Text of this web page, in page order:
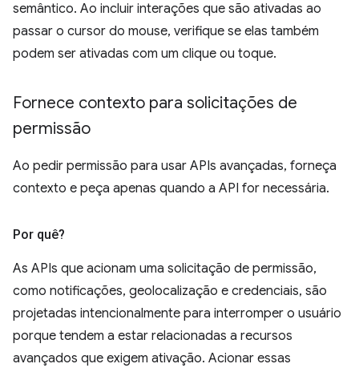
semântico. Ao incluir interações que são ativadas ao
passar o cursor do mouse, verifique se elas também
podem ser ativadas com um clique ou toque.
Fornece contexto para solicitações de
permissão
Ao pedir permissão para usar APIs avançadas, forneça
contexto e peça apenas quando a API for necessária.
Por quê?
As APIs que acionam uma solicitação de permissão,
como notificações, geolocalização e credenciais, são
projetadas intencionalmente para interromper o usuário
porque tendem a estar relacionadas a recursos
avançados que exigem ativação. Acionar essas